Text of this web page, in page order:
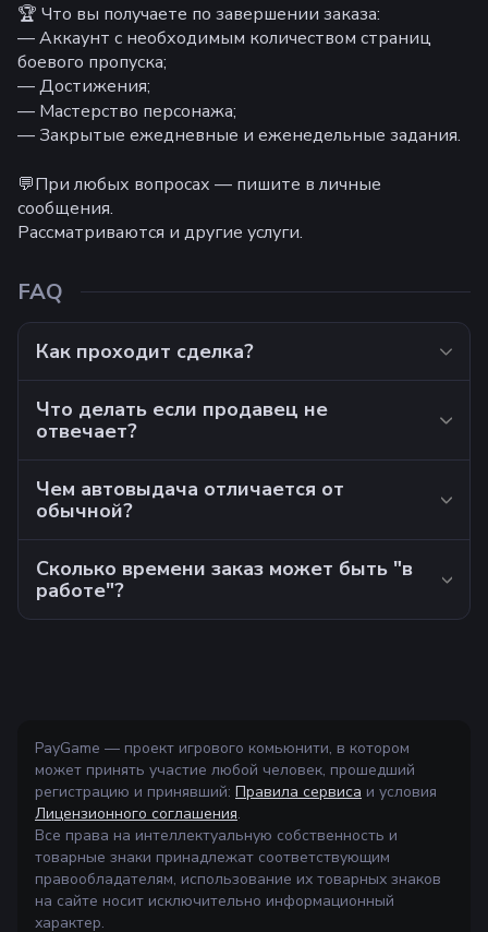
🏆 Что вы получаете по завершении заказа:
— Аккаунт с необходимым количеством страниц
боевого пропуска;
— Достижения;
— Мастерство персонажа;
— Закрытые ежедневные и еженедельные задания.
💬При любых вопросах — пишите в личные
сообщения.
Рассматриваются и другие услуги.
FAQ
Как проходит сделка?
Что делать если продавец не
отвечает?
Чем автовыдача отличается от
обычной?
Сколько времени заказ может быть "в
работе"?
PayGame — проект игрового комьюнити, в котором
может принять участие любой человек, прошедший
регистрацию и принявший: Правила сервиса и условия
Лицензионного соглашения.
Все права на интеллектуальную собственность и
товарные знаки принадлежат соответствующим
правообладателям, использование их товарных знаков
на сайте носит исключительно информационный
характер.